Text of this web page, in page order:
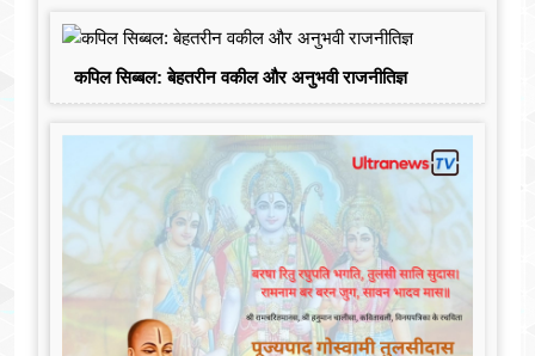
कपिल सिब्बल: बेहतरीन वकील और अनुभवी राजनीतिज्ञ